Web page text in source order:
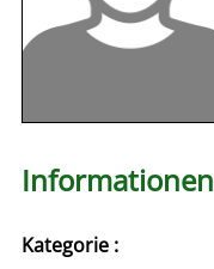
Informationen
Kategorie :